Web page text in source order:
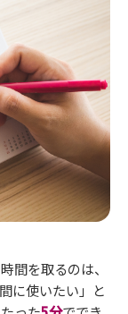
間を取るのは、
に使いたい」と